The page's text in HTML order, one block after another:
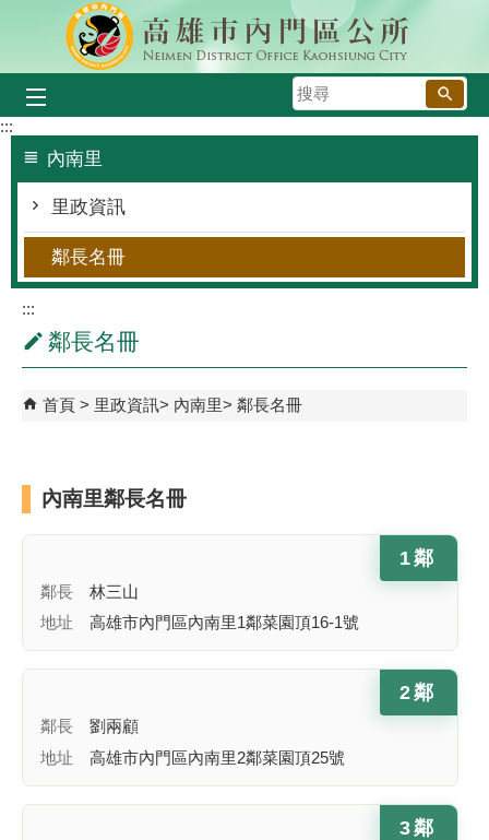
跳到主要內容區塊
搜
尋
:::
內南里
里政資訊
鄰長名冊
:::
鄰長名冊
首頁 里政資訊 內南里 鄰長名冊
內南里鄰長名冊
1鄰
鄰長
林三山
地址
高雄市內門區內南里1鄰菜園頂16-1號
2鄰
鄰長
劉兩顧
地址
高雄市內門區內南里2鄰菜園頂25號
3鄰